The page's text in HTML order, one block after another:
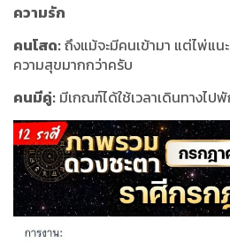
ความรัก
คนโสด:ถึงแม้จะมีคนเข้ามา แต่ไพ่แ
ความสุขมากกว่าครับ
คนมีคู่: มีเกณฑ์ได้ใช้เวลาเดินทางไ